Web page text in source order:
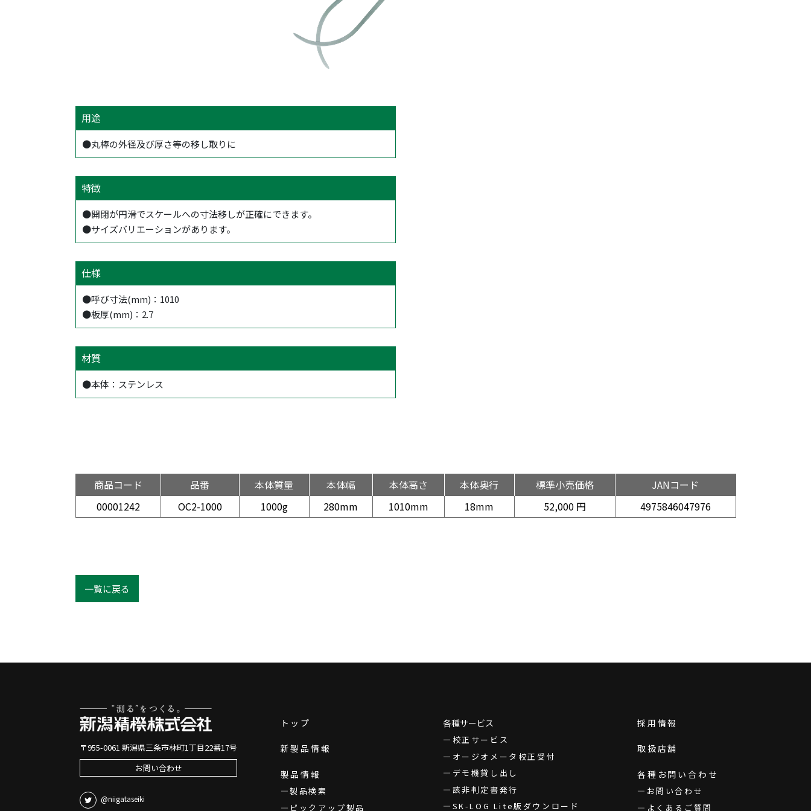
用途
●丸棒の外径及び厚さ等の移し取りに
特徴
●開閉が円滑でスケールへの寸法移しが正確にできます。
●サイズバリエーションがあります。
仕様
●呼び寸法(mm)：1010
●板厚(mm)：2.7
材質
●本体：ステンレス
商品コード 品番 本体質量 本体幅 本体高さ 本体奥行 標準小売価格
JANコード
00001242
OC2-1000 1000g 280mm 1010mm 18mm 52,000 円 4975846047976
一覧に戻る
〒955-0061 新潟県三条市林町1丁目22番17号
お問い合わせ
@niigataseiki
トップ
新製品情報
製品情報
製品検索
ピックアップ製品
各種サービス
校正サービス
オージオメータ校正受付
デモ機貸し出し
該非判定書発行
SK-LOG Lite版ダウンロード
採用情報
取扱店舗
各種お問い合わせ
お問い合わせ
よくあるご質問